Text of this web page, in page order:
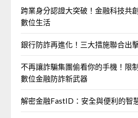
跨業身分認證大突破！金融科技共
數位生活
銀行防詐再進化！三大措施聯合出
不再讓詐騙集團偷看你的手機！限
數位金融防詐新武器
解密金融FastID：安全與便利的智